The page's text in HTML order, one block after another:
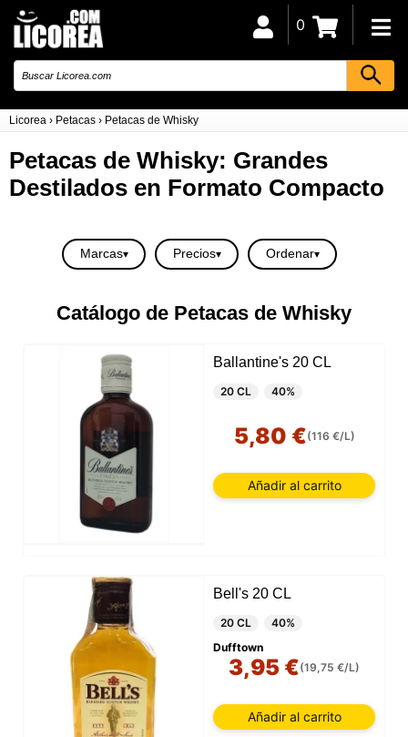
Licorea › Petacas › Petacas de Whisky
0
Petacas de Whisky: Grandes
Destilados en Formato Compacto
Marcas Precios Ordenar
Catálogo de Petacas de Whisky
Ballantine's 20 CL
20 CL 40%
5,80 €(116 €/L)
Añadir al carrito
Bell's 20 CL
20 CL
40%
Dufftown
3,95 €(19,75 €/L)
Añadir al carrito